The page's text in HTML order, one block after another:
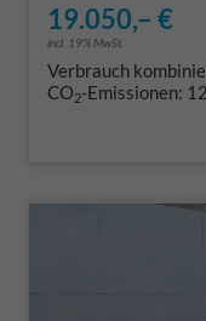
19.050,– €
incl. 19% MwSt.
Verbrauch
CO2-Emissionen: